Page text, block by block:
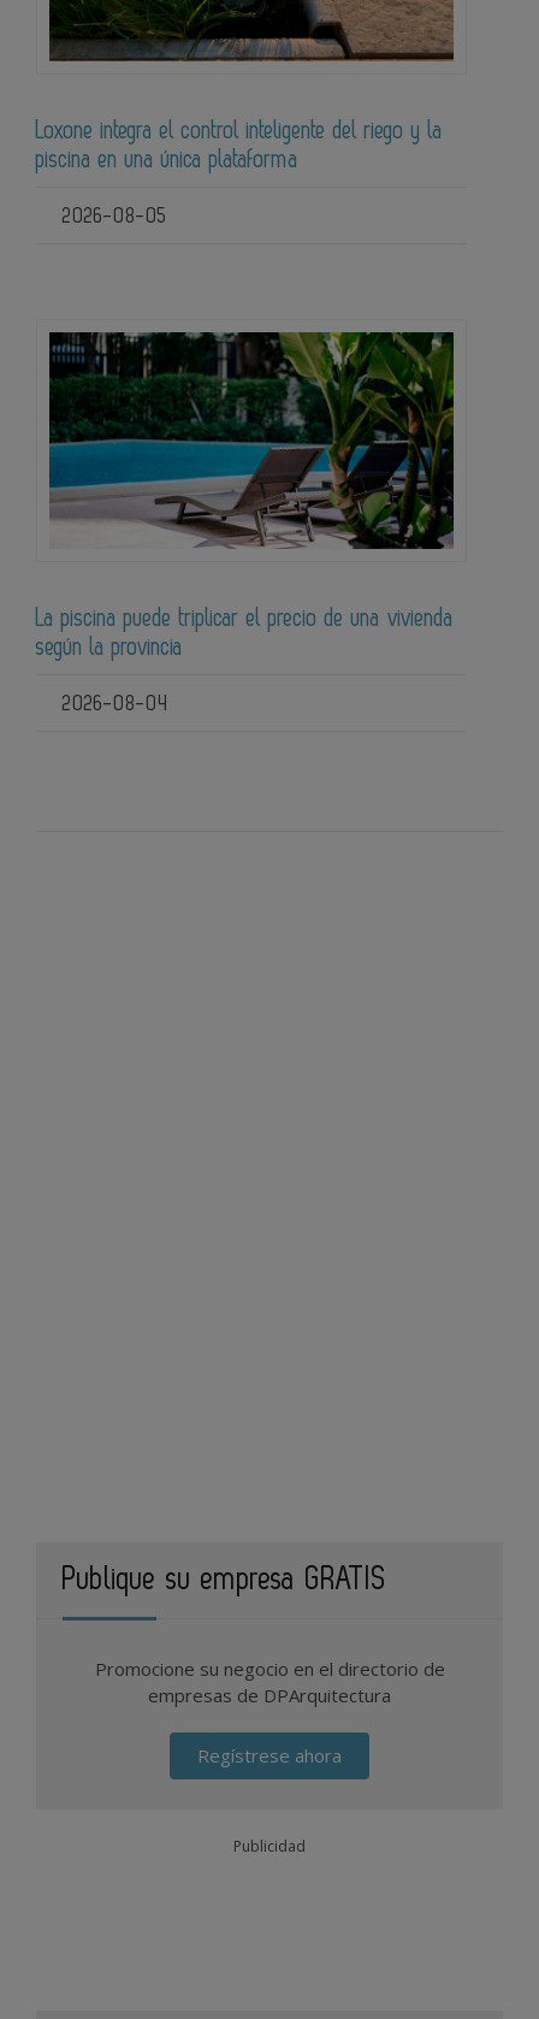
Loxone integra el control inteligente del riego y la
piscina en una única plataforma
2026-08-05
La piscina puede triplicar el precio de una vivienda
según la provincia
2026-08-04
Publique su empresa GRATIS
Promocione su negocio en el directorio de
empresas de DPArquitectura
Regístrese ahora
Publicidad